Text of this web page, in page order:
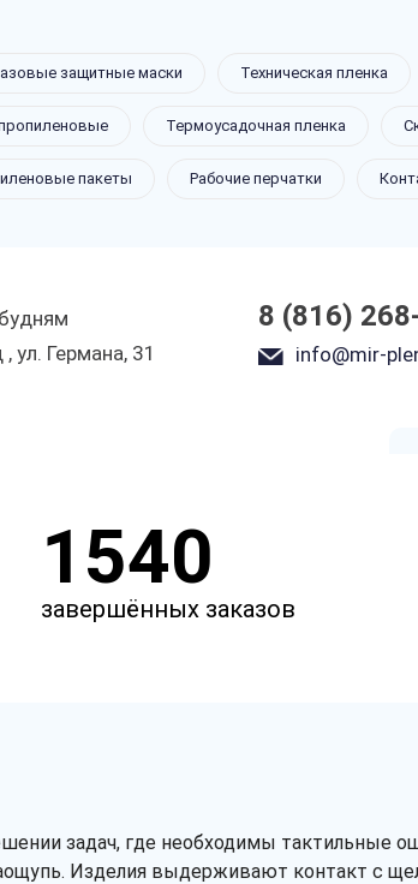
защитные маски Техническая пленка
Термоусадочная пленка
пакеты Рабочие перчатки
ул. Германа, 31
8 (816)
info@mir-
1540
завершённых заказов
задач, где необходимы тактильные
Изделия выдерживают контакт с